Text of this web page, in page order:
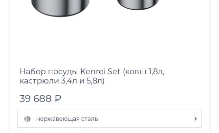
Набор посуды Kenrei Set (ковш 1,8л,
кастрюли 3,4л и 5,8л)
39 688 ₽
нержавеющая сталь